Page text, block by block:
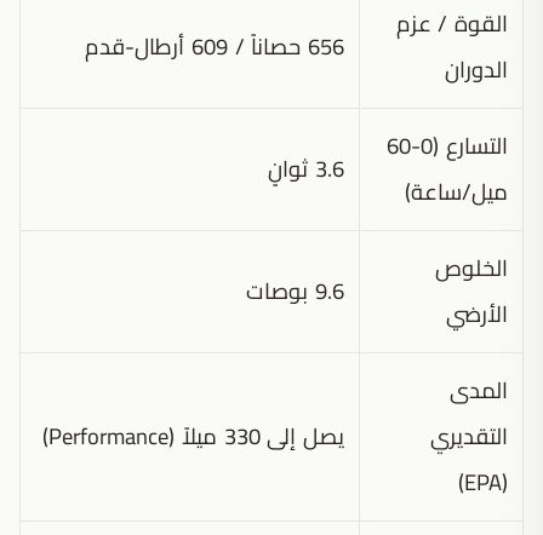
القوة / عزم
الدوران
656 حصاناً / 609 أرطال-قدم
التسارع (0-60
ميل/ساعة)
3.6 ثوانٍ
الخلوص
الأرضي
9.6 بوصات
المدى
التقديري
(EPA)
يصل إلى 330 ميلاً (Performance)